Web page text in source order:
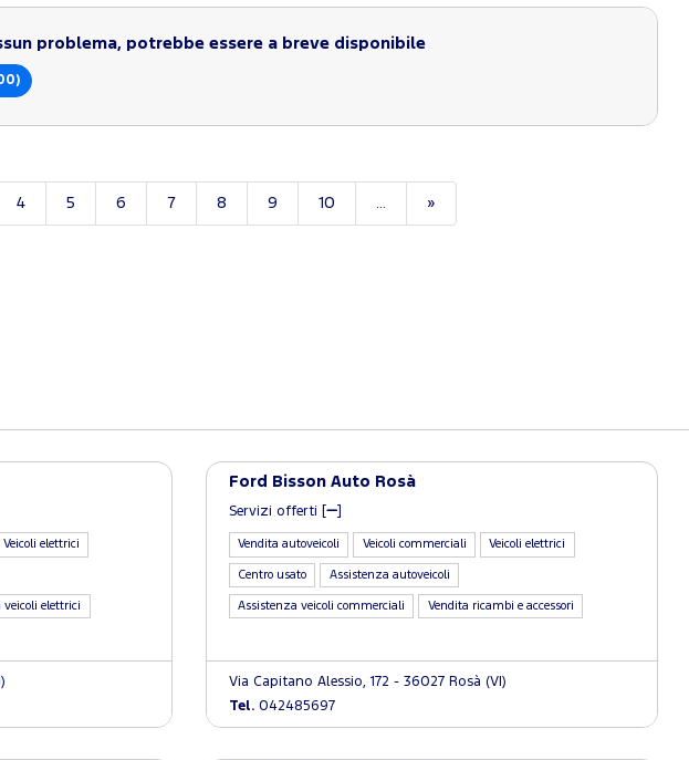
problema, potrebbe essere a breve disponibile
4 5 6 7 8 9 10 »
Veicoli elettrici
veicoli elettrici
Ford Bisson Auto Rosà
Servizi offerti [ ]
Vendita autoveicoli Veicoli commerciali Veicoli elettrici
Centro usato Assistenza autoveicoli
Assistenza veicoli commerciali Vendita ricambi e accessori
Via Capitano Alessio, 172 - 36027 Rosà (VI)
Tel.042485697